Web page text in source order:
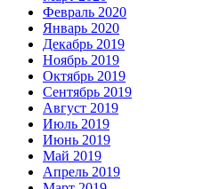
Февраль 2020
Январь 2020
Декабрь 2019
Ноябрь 2019
Октябрь 2019
Сентябрь 2019
Август 2019
Июль 2019
Июнь 2019
Май 2019
Апрель 2019